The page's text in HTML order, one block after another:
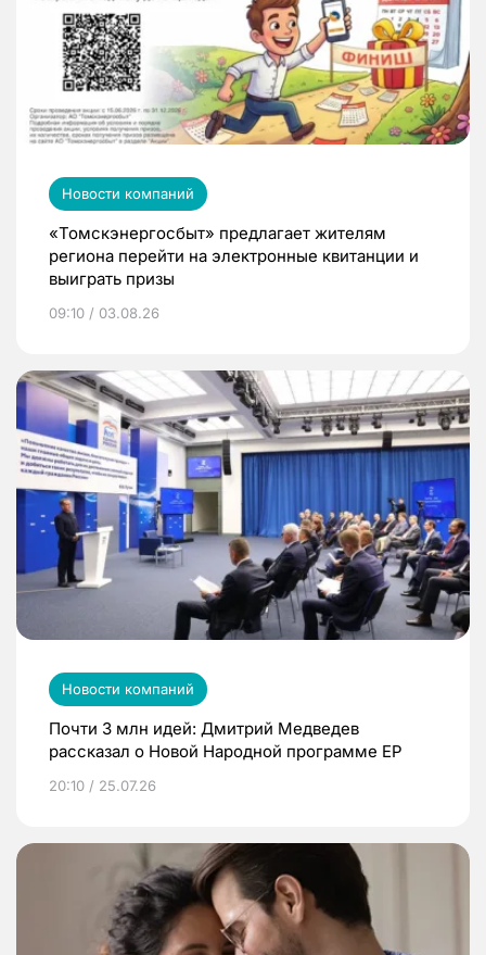
Новости компаний
«Томскэнергосбыт» предлагает жителям
региона перейти на электронные квитанции и
выиграть призы
09:10 / 03.08.26
Новости компаний
Почти 3 млн идей: Дмитрий Медведев
рассказал о Новой Народной программе ЕР
20:10 / 25.07.26